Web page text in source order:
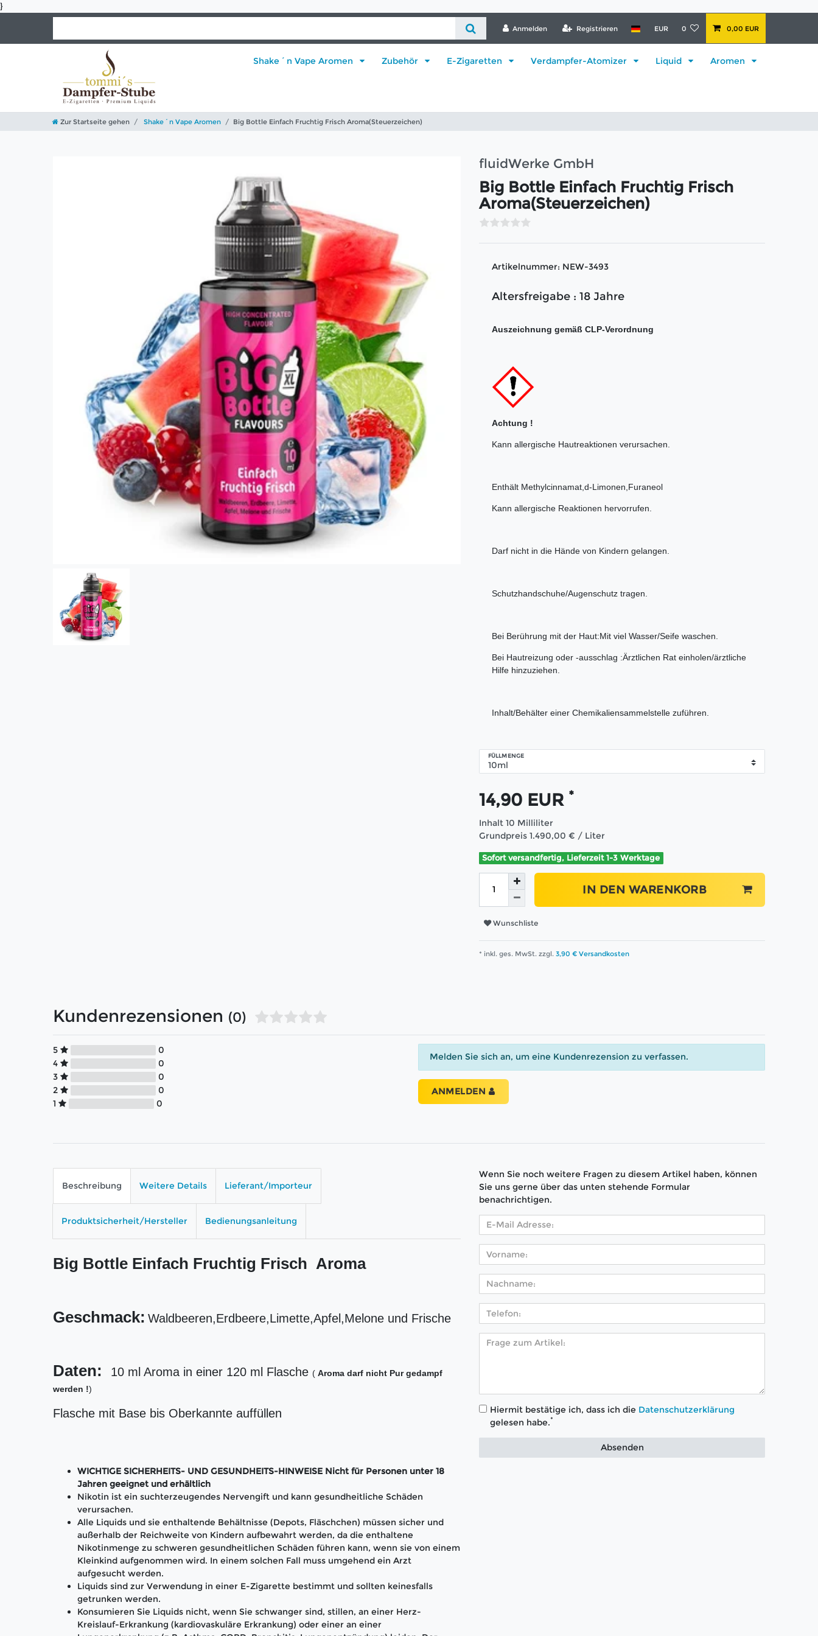
}
Anmelden Registrieren EUR 0 0,00 EUR
Shake´n Vape Aromen Zubehör E-Zigaretten Verdampfer-Atomizer Liquid Aromen
Zur Startseite gehen Shake´n Vape Aromen Big Bottle Einfach Fruchtig Frisch Aroma(Steuerzeichen)
fluidWerke GmbH
Big Bottle Einfach Fruchtig Frisch
Aroma(Steuerzeichen)
Artikelnummer: NEW-3493
Altersfreigabe : 18 Jahre
Auszeichnung gemäß CLP-Verordnung
Achtung !
Kann allergische Hautreaktionen verursachen.
Enthält Methylcinnamat,d-Limonen,Furaneol
Kann allergische Reaktionen hervorrufen.
Darf nicht in die Hände von Kindern gelangen.
Schutzhandschuhe/Augenschutz tragen.
Bei Berührung mit der Haut:Mit viel Wasser/Seife waschen.
Bei Hautreizung oder -ausschlag :Ärztlichen Rat einholen/ärztliche
Hilfe hinzuziehen.
Inhalt/Behälter einer Chemikaliensammelstelle zuführen.
FÜLLMENGE
14,90 EUR *
Inhalt 10 Milliliter
Grundpreis 1.490,00 € / Liter
Sofort versandfertig, Lieferzeit 1-3 Werktage
IN DEN WARENKORB
Wunschliste
* inkl. ges. MwSt. zzgl. 3,90 € Versandkosten
Kundenrezensionen (0)
5
0
4
0
3
0
2
0
1
0
Melden Sie sich an, um eine Kundenrezension zu verfassen.
ANMELDEN
Beschreibung Weitere Details Lieferant/Importeur
Produktsicherheit/Hersteller Bedienungsanleitung
Big Bottle Einfach Fruchtig Frisch Aroma
Geschmack: Waldbeeren,Erdbeere,Limette,Apfel,Melone und Frische
Daten: 10 ml Aroma in einer 120 ml Flasche ( Aroma darf nicht Pur gedampf
werden !)
Flasche mit Base bis Oberkannte auffüllen
WICHTIGE SICHERHEITS- UND GESUNDHEITS-HINWEISE Nicht für Personen unter 18
Jahren geeignet und erhältlich
Nikotin ist ein suchterzeugendes Nervengift und kann gesundheitliche Schäden
verursachen.
Alle Liquids und sie enthaltende Behältnisse (Depots, Fläschchen) müssen sicher und
außerhalb der Reichweite von Kindern aufbewahrt werden, da die enthaltene
Nikotinmenge zu schweren gesundheitlichen Schäden führen kann, wenn sie von einem
Kleinkind aufgenommen wird. In einem solchen Fall muss umgehend ein Arzt
aufgesucht werden.
Liquids sind zur Verwendung in einer E-Zigarette bestimmt und sollten keinesfalls
getrunken werden.
Konsumieren Sie Liquids nicht, wenn Sie schwanger sind, stillen, an einer Herz-
Kreislauf-Erkrankung (kardiovaskuläre Erkrankung) oder einer an einer
Wenn Sie noch weitere Fragen zu diesem Artikel haben, können
Sie uns gerne über das unten stehende Formular
benachrichtigen.
Hiermit bestätige ich, dass ich die Daten­schutz­erklärung
gelesen habe.*
Absenden